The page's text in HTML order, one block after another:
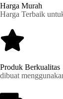
Harga Murah
Harga Terbaik
Produk Berkualitas
dibuat